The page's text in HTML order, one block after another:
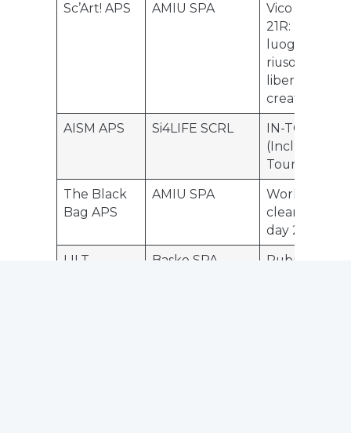
Sc’Art! APS AMIU SPA
Vico Angeli
21R: un
luogo di
riuso e di
libertà
creativa
AISM APS
Si4LIFE SCRL
IN-TOUR
(Inclusive
Tourism)
The Black
Bag APS
AMIU SPA
World
clean up
day 2021
LILT
Basko SPA
Rubrica